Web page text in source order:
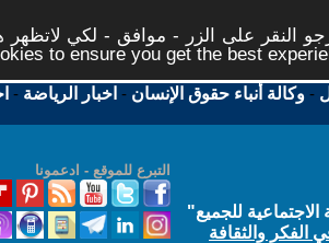
النقر على الزر - موافق - لكي لاتظهر
to ensure you get the best
-وكالة أنباء حقوق الإنسان - اخبار الرياضة -
التبرع للموقع - ادعمونا
للجميع"
الفكر والثقافة